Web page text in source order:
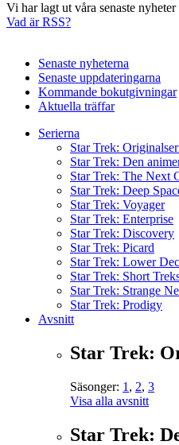
Vi har lagt ut våra senaste
Vad är RSS?
Senaste nyheterna
Senaste uppdateringarna
Kommande bokutgivningar
Aktuella träffar
Serierna
Star Trek:
Star Trek: Den
Star Trek: The Next
Star Trek: Deep
Star Trek: Voyager
Star Trek: Enterprise
Star Trek: Discovery
Star Trek: Picard
Star Trek: Lower
Star Trek: Short
Star Trek: Strange
Star Trek: Prodigy
Avsnitt
Star Trek:
Säsonger: 1 , 2, 3
Visa alla avsnitt
Star Trek: